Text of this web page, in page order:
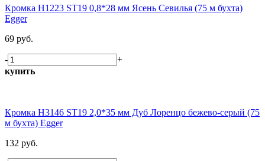
Кромка H1223 ST19 0,8*28 мм Ясень Севилья (75 м бухта)
Egger
69 руб.
-
+
купить
Кромка H3146 ST19 2,0*35 мм Дуб Лоренцо бежево-серый (75
м бухта) Egger
132 руб.